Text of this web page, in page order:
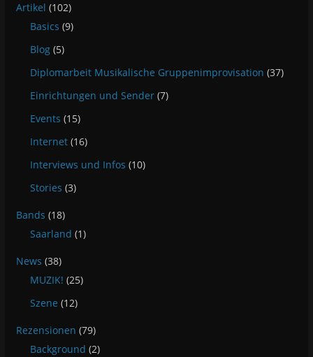
Artikel (102)
Basics (9)
Blog(5)
Diplomarbeit Musikalische Gruppenimprovisation (37)
Einrichtungen und Sender(7)
Events (15)
Internet(16)
Interviews und Infos (10)
Stories (3)
Bands (18)
Saarland (1)
News (38)
MUZIK! (25)
Szene (12)
Rezensionen (79)
Background (2)